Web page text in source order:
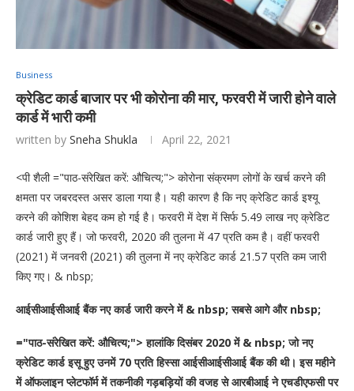
Business
क्रेडिट कार्ड बाजार पर भी कोरोना की मार, फरवरी में जारी होने वाले
कार्ड में भारी कमी
written by Sneha Shukla April 22, 2021
<पी शैली ="पाठ-संरेखित करें: औचित्य;"> कोरोना संक्रमण लोगों के खर्च करने की
क्षमता पर जबरदस्त असर डाला गया है। यही कारण है कि नए क्रेडिट कार्ड इश्यू
करने की कोशिश बेहद कम हो गई है। फरवरी में देश में सिर्फ 5.49 लाख नए क्रेडिट
कार्ड जारी हुए हैं। जो फरवरी, 2020 की तुलना में 47 प्रति कम है। वहीं फरवरी
(2021) में जनवरी (2021) की तुलना में नए क्रेडिट कार्ड 21.57 प्रति कम जारी
किए गए। & nbsp;
आईसीआईसीआई बैंक नए कार्ड जारी करने में & nbsp; सबसे आगे और nbsp;
="पाठ-संरेखित करें: औचित्य;"> हालांकि दिसंबर 2020 में & nbsp; जो नए
क्रेडिट कार्ड इसू हुए उनमें 70 प्रति हिस्सा आईसीआईसीआई बैंक की थी। इस महीने
में ऑफलाइन प्लेटफॉर्म में तकनीकी गड़बड़ियों की वजह से आरबीआई ने एचडीएफसी पर